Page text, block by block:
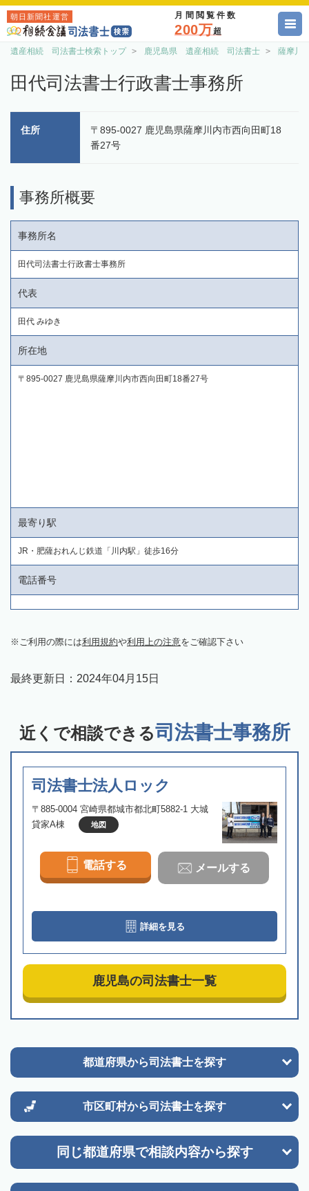
朝日新聞社運営 月間閲覧件数
200万超
遺産相続 司法書士検索トップ 鹿児島県 遺産相続 司法書士 薩摩川
田代司法書士行政書士事務所
住所
〒895-0027 鹿児島県薩摩川内市西向田町18
番27号
事務所概要
事務所名
田代司法書士行政書士事務所
代表
田代 みゆき
所在地
〒895-0027 鹿児島県薩摩川内市西向田町18番27号
最寄り駅
JR・肥薩おれんじ鉄道「川内駅」徒歩16分
電話番号
ご利用の際には利用規約や利用上の注意をご確認下さい
最終更新日： 2024年04月15日
近くで相談できる司法書士事務所
司法書士法人ロック
〒885-0004 宮崎県都城市都北町5882-1 大城
貸家A棟
地図
電話する メールする
詳細を見る
鹿児島の司法書士一覧
都道府県から司法書士を探す
市区町村から司法書士を探す
同じ都道府県で相談内容から探す